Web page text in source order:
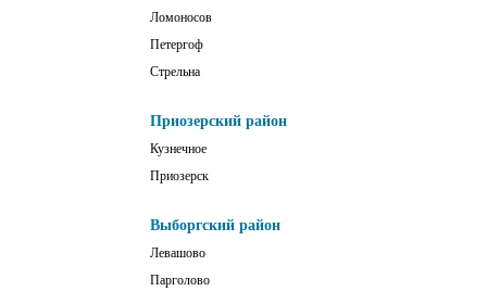
Ломоносов
Петергоф
Стрельна
Приозерский район
Кузнечное
Приозерск
Выборгский район
Левашово
Парголово